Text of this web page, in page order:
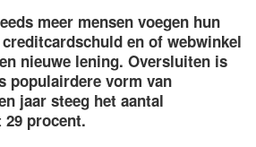
meer mensen voegen hun
en of webwinkel
nieuwe lening. Oversluiten is
populairdere vorm van
jaar steeg het aantal
procent.